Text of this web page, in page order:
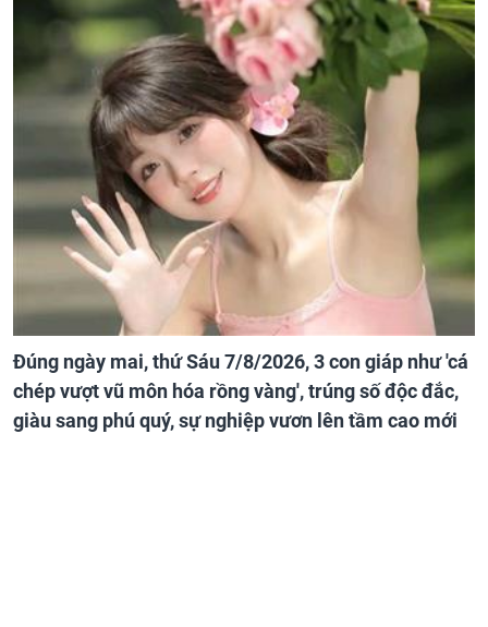
Đúng ngày mai, thứ Sáu 7/8/2026, 3 con giáp như 'cá
chép vượt vũ môn hóa rồng vàng', trúng số độc đắc,
giàu sang phú quý, sự nghiệp vươn lên tầm cao mới